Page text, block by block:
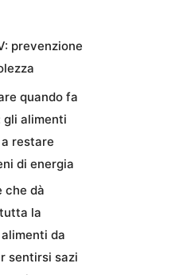
prevenzione
quando fa
gli alimenti
restare
di energia
che dà
la
da
sentirsi sazi